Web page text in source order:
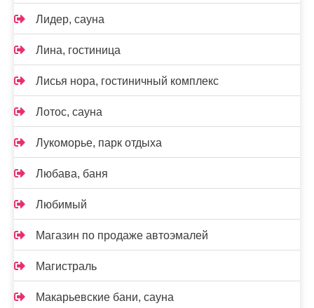
Лидер, сауна
Лина, гостиница
Лисья нора, гостиничный комплекс
Лотос, сауна
Лукоморье, парк отдыха
Любава, баня
Любимый
Магазин по продаже автоэмалей
Магистраль
Макарьевские бани, сауна